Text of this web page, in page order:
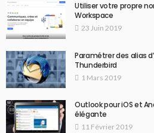
Utiliser votre propre
Workspace
23 Juin 2019
Paramétrer des alias
Thunderbird
1 Mars 2019
Outlook pour iOS et
élégante
11 Février 2019